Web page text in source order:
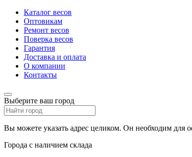
Каталог весов
Оптовикам
Ремонт весов
Поверка весов
Гарантия
Доставка и оплата
О компании
Контакты
Выберите ваш город
Вы можете указать адрес целиком. Он необходим для
Города с наличием склада